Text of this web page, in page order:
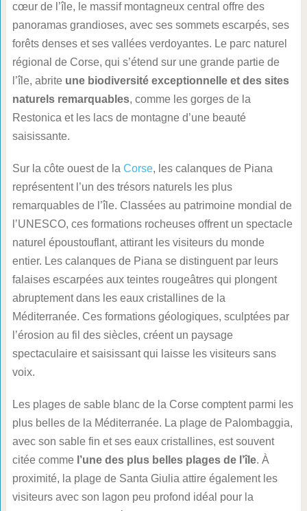
cœur de l’île, le massif montagneux central offre des
panoramas grandioses, avec ses sommets escarpés, ses
forêts denses et ses vallées verdoyantes. Le parc naturel
régional de Corse, qui s’étend sur une grande partie de
l’île, abrite une biodiversité exceptionnelle et des sites
naturels remarquables, comme les gorges de la
Restonica et les lacs de montagne d’une beauté
saisissante.
Sur la côte ouest de la Corse, les calanques de Piana
représentent l’un des trésors naturels les plus
remarquables de l’île. Classées au patrimoine mondial de
l’UNESCO, ces formations rocheuses offrent un spectacle
naturel époustouflant, attirant les visiteurs du monde
entier. Les calanques de Piana se distinguent par leurs
falaises escarpées aux teintes rougeâtres qui plongent
abruptement dans les eaux cristallines de la
Méditerranée. Ces formations géologiques, sculptées par
l’érosion au fil des siècles, créent un paysage
spectaculaire et saisissant qui laisse les visiteurs sans
voix.
Les plages de sable blanc de la Corse comptent parmi les
plus belles de la Méditerranée. La plage de Palombaggia,
avec son sable fin et ses eaux cristallines, est souvent
citée comme l’une des plus belles plages de l’île. À
proximité, la plage de Santa Giulia attire également les
visiteurs avec son lagon peu profond idéal pour la